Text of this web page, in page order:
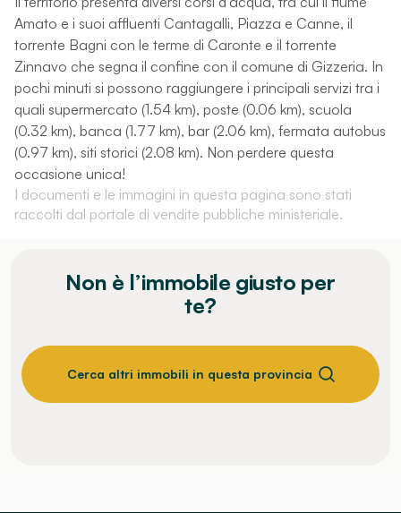
Amato e i suoi affluenti Cantagalli, Piazza e Canne, il
torrente Bagni con le terme di Caronte e il torrente
Zinnavo che segna il confine con il comune di Gizzeria. In
pochi minuti si possono raggiungere i principali servizi tra i
quali supermercato (1.54 km), poste (0.06 km), scuola
(0.32 km), banca (1.77 km), bar (2.06 km), fermata autobus
(0.97 km), siti storici (2.08 km). Non perdere questa
occasione unica!
I documenti e le immagini in questa pagina sono stati
raccolti dal portale di vendite pubbliche ministeriale.
Non è l’immobile giusto per
te?
Cerca altri immobili in questa provincia